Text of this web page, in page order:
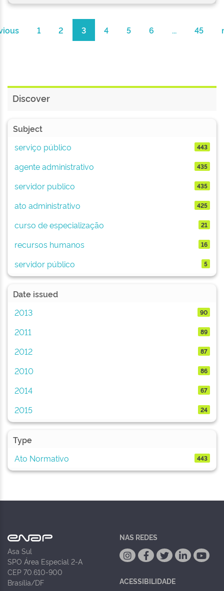
1 2 3 4 5 6 ... 45
Discover
Subject
serviço público
443
agente administrativo 435
servidor publico 435
ato administrativo 425
curso de especialização 21
recursos humanos 16
servidor público 5
Date issued
2013
90
2011 89
2012 87
2010 86
2014 67
2015 24
Type
Ato Normativo
443
Asa Sul
SPO Área Especial 2-A
CEP 70.610-900
Brasília/DF
NAS REDES
ACESSIBILIDADE